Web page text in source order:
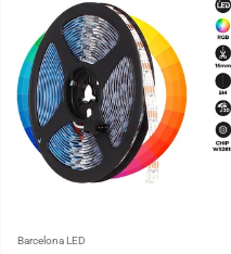
Fornitore:
Barcelona LED